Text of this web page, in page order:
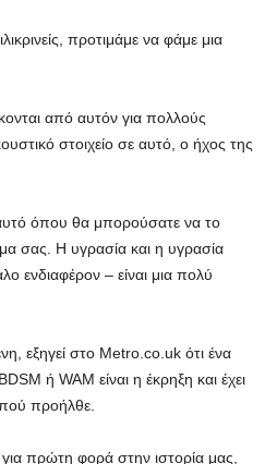
προτιμάμε να φάμε μια
από αυτόν για πολλούς
στοιχείο σε αυτό, ο ήχος της
όπου θα μπορούσατε να το
σας. Η υγρασία και η υγρασία
ενδιαφέρον – είναι μια πολύ
εξηγεί στο Metro.co.uk ότι ένα
ή WAM είναι η έκρηξη και έχει
προήλθε.
πρώτη φορά στην ιστορία μας,